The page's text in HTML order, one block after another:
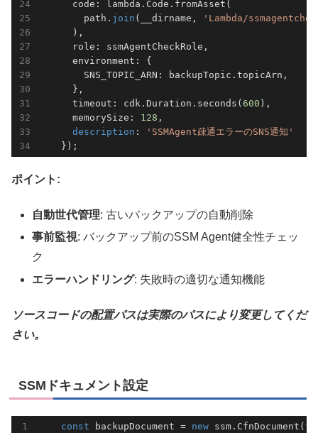
code:
        path.
join (__dirname,
'Lambda/
      ),
role:
SNS_TOPIC_ARN:
      },
      timeout: cdk.Duration.seconds(
600
      memorySize:
128
description :
'SSMAgent疎通エラーのSNS通知'
    });
ポイント:
自動世代管理: 古いバックアップの自動削除
事前監視: バックアップ前のSSM Agent健全性チェッ
ク
エラーハンドリング: 失敗時の適切な通知機能
ソースコードの配置パスは実際のパスにより変更してくだ
さい。
SSMドキュメント設定
const backupDocument = new ssm.CfnDocument(